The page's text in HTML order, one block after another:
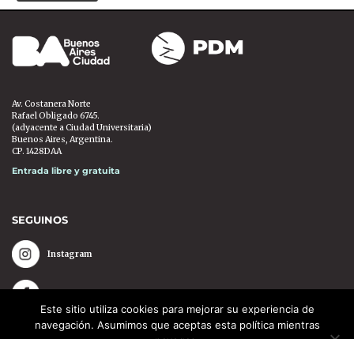
Av. Costanera Norte
Rafael Obligado 6745.
(adyacente a Ciudad Universitaria)
Buenos Aires, Argentina.
CP. 1428DAA
Entrada libre y gratuita
SEGUINOS
Instagram
Youtube
Este sitio utiliza cookies para mejorar su experiencia de
navegación. Asumimos que aceptas esta política mientras